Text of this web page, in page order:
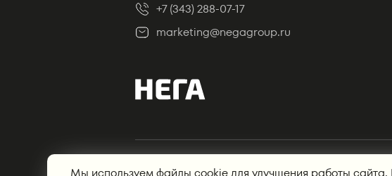
+7 (343) 288-07-17
marketing@negagroup.ru
© Нега, 2012—2026, Интернет магазин